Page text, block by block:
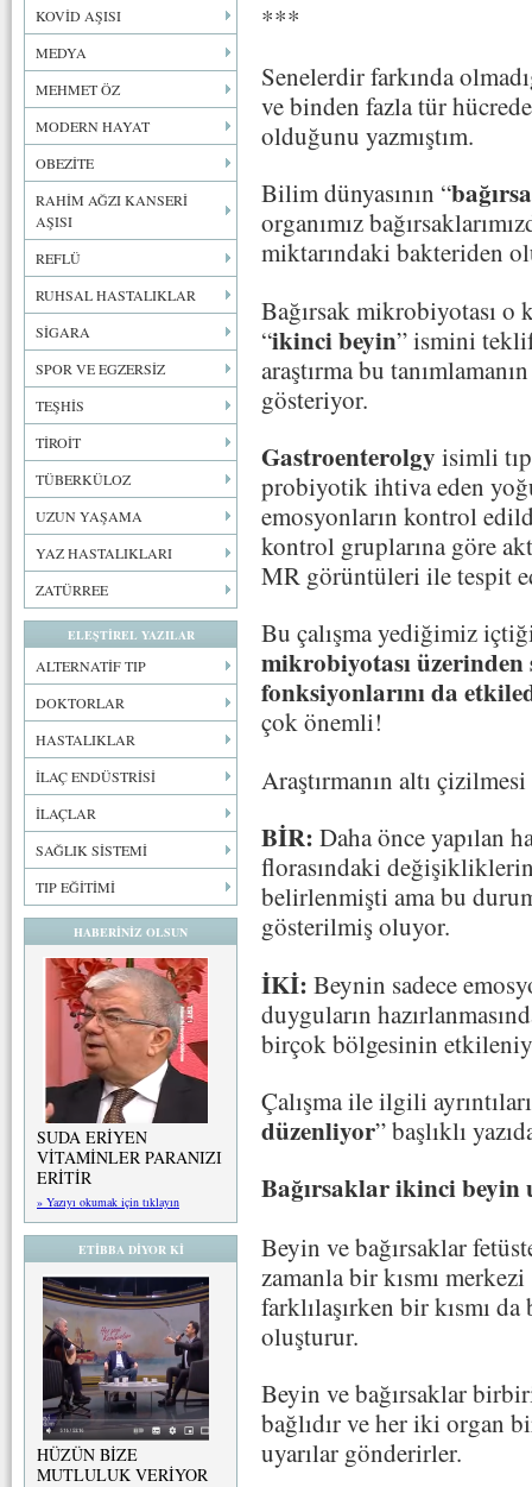
KOVİD AŞISI
MEDYA
MEHMET ÖZ
MODERN HAYAT
OBEZİTE
RAHİM AĞZI KANSERİ
AŞISI
REFLÜ
RUHSAL HASTALIKLAR
SİGARA
SPOR VE EGZERSİZ
TEŞHİS
TİROİT
TÜBERKÜLOZ
UZUN YAŞAMA
YAZ HASTALIKLARI
ZATÜRREE
ELEŞTİREL YAZILAR
ALTERNATİF TIP
DOKTORLAR
HASTALIKLAR
İLAÇ ENDÜSTRİSİ
İLAÇLAR
SAĞLIK SİSTEMİ
TIP EĞİTİMİ
HABERİNİZ OLSUN
SUDA ERİYEN
VİTAMİNLER PARANIZI
ERİTİR
» Yazıyı okumak için tıklayın
ETİBBA DİYOR Kİ
HÜZÜN BİZE
MUTLULUK VERİYOR
***
Senelerdir farkında
ve binden fazla tür
olduğunu yazmıştım.
Bilim dünyasının “
organımız
miktarındaki bakteriden
Bağırsak mikrobiyotası
“ikinci beyin” ismini
araştırma bu
gösteriyor.
Gastroenterolgy isimli
probiyotik ihtiva eden
emosyonların kontrol
kontrol gruplarına göre
MR görüntüleri ile tespit
Bu çalışma yediğimiz
mikrobiyotası üzerinden
fonksiyonlarını da
çok önemli!
Araştırmanın altı
BİR: Daha önce yapılan
florasındaki
belirlenmişti ama bu
gösterilmiş oluyor.
İKİ: Beynin sadece
duyguların
birçok bölgesinin
Çalışma ile ilgili
düzenliyor” başlıklı
Bağırsaklar ikinci beyin
Beyin ve bağırsaklar
zamanla bir kısmı
farklılaşırken bir kısmı
oluşturur.
Beyin ve bağırsaklar
bağlıdır ve her iki organ
uyarılar gönderirler.